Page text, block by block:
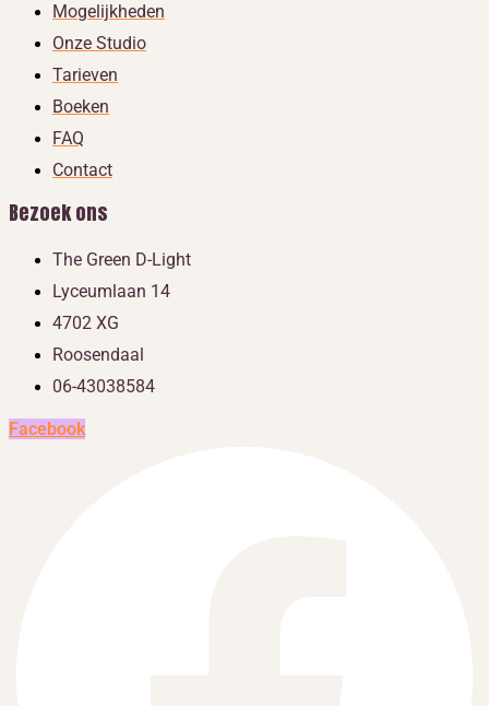
Mogelijkheden
Onze Studio
Tarieven
Boeken
FAQ
Contact
Bezoek ons
The Green D-Light
Lyceumlaan 14
4702 XG
Roosendaal
06-43038584
Facebook